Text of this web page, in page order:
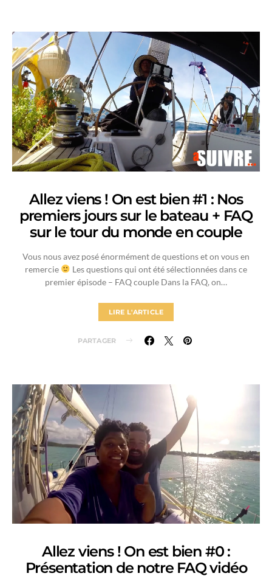
Allez viens ! On est bien #1 : Nos
premiers jours sur le bateau + FAQ
sur le tour du monde en couple
Vous nous avez posé énormément de questions et on vous en
remercie
Les questions qui ont été sélectionnées dans ce
premier épisode – FAQ couple Dans la FAQ, on…
LIRE L'ARTICLE
PARTAGER
Allez viens ! On est bien #0 :
Présentation de notre FAQ vidéo